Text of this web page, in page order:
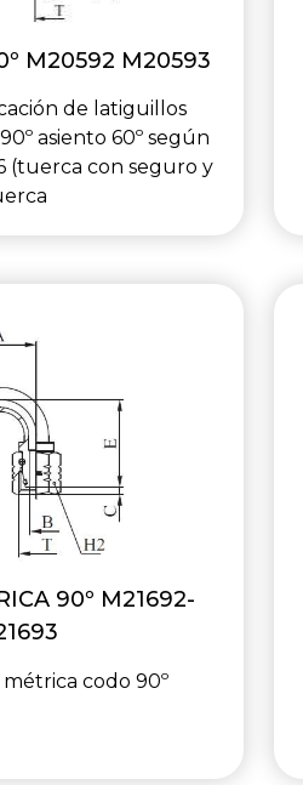
M20592 M20593
de latiguillos
asiento 60º según
6 (tuerca con seguro y
90º M21692-
codo 90º